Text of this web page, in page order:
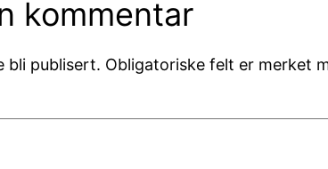
kommentar
bli publisert. Obligatoriske felt er merket